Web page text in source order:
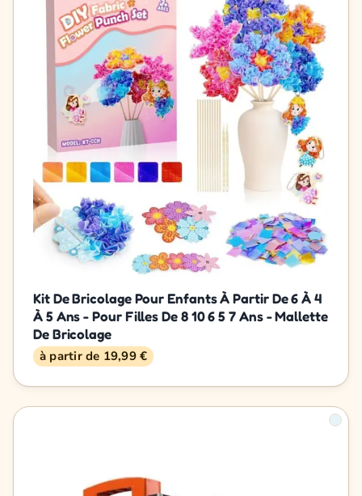
Kit De Bricolage Pour Enfants À Partir De 6 À 4
À 5 Ans - Pour Filles De 8 10 6 5 7 Ans - Mallette
De Bricolage
à partir de 19,99 €